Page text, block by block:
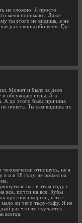
не сложно. Я просто
меня понимают. Даже
ты этого не видишь, я не
разговоры обо всем. Где
Может и было за дело
и обсуждаю игры. А в
А до этого была причина
понять. Ты сам видишь их
человечески отношусь, не я
я и в 18 году не пошел на
вот в этом году с
все, почти на все. Зубы
противоаллерген, и тот
ли чего тьфу-тьфу. Я не
раз что-то случается.
всегда.